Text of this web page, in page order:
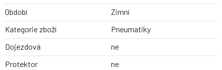
Období
Zimní
Kategorie zboží
Pneumatiky
Dojezdová
ne
Protektor
ne